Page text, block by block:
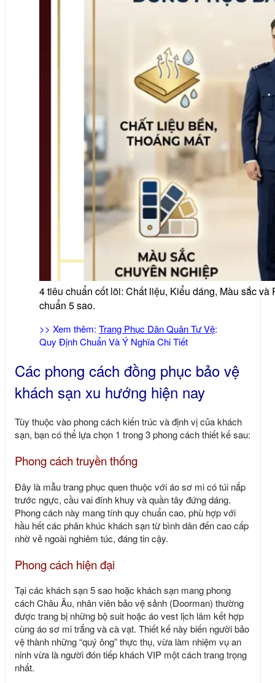
4 tiêu chuẩn cốt lõi: Chất liệu, Kiểu dáng, Màu sắc
chuẩn 5 sao.
>> Xem thêm: Trang Phục Dân Quân Tự Vệ:
Quy Định Chuẩn Và Ý Nghĩa Chi Tiết
Các phong cách đồng phục bảo vệ
khách sạn xu hướng hiện nay
Tùy thuộc vào phong cách kiến trúc và định vị của khách
sạn, bạn có thể lựa chọn 1 trong 3 phong cách thiết kế sau:
Phong cách truyền thống
Đây là mẫu trang phục quen thuộc với áo sơ mi có túi nắp
trước ngực, cầu vai đính khuy và quần tây đứng dáng.
Phong cách này mang tính quy chuẩn cao, phù hợp với
hầu hết các phân khúc khách sạn từ bình dân đến cao cấp
nhờ vẻ ngoài nghiêm túc, đáng tin cậy.
Phong cách hiện đại
Tại các khách sạn 5 sao hoặc khách sạn mang phong
cách Châu Âu, nhân viên bảo vệ sảnh (Doorman) thường
được trang bị những bộ suit hoặc áo vest lịch lãm kết hợp
cùng áo sơ mi trắng và cà vạt. Thiết kế này biến người bảo
vệ thành những “quý ông” thực thụ, vừa làm nhiệm vụ an
ninh vừa là người đón tiếp khách VIP một cách trang trọng
nhất.